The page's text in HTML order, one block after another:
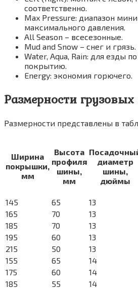
соответственно.
Max Pressure: диапазон
максимального давления.
All Season – всесезонные.
Mud and Snow – снег и грязь.
Water, Aqua, Rain: для езды
покрытию.
Energy: экономия горючего.
Размерности
Размерности представлены в
Ширина
покрышки,
мм
Высота
профиля
шины,
мм
диаметр
шины,
дюймы
145
65 13
165
70 13
185
70 13
195
60 13
215
50 13
155
65 14
175
60 14
185
55 14